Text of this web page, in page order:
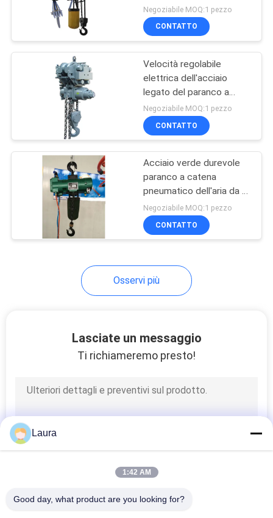
Gru a ponte
Carrello di estremità
Kit per carroponte
Granate a ghisa
catena protetto contro
le esplosioni di serie di
QDT
Negoziabile MOQ:1 pezzo
CONTATTO
Velocità regolabile
elettrica dell'acciaio
legato del paranco a
catena 0.08-160t di
colore grigio
Negoziabile MOQ:1 pezzo
CONTATTO
Acciaio verde durevole
paranco a catena
pneumatico dell'aria da 6
tonnellate protetto
contro le esplosioni
Negoziabile MOQ:1 pezzo
CONTATTO
Osservi più
Lasciate un messaggio
Ti richiameremo presto!
Laura
1:42 AM
Good day, what product are you looking for?